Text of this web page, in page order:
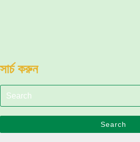
সার্চ করুন
Search
for:
Search